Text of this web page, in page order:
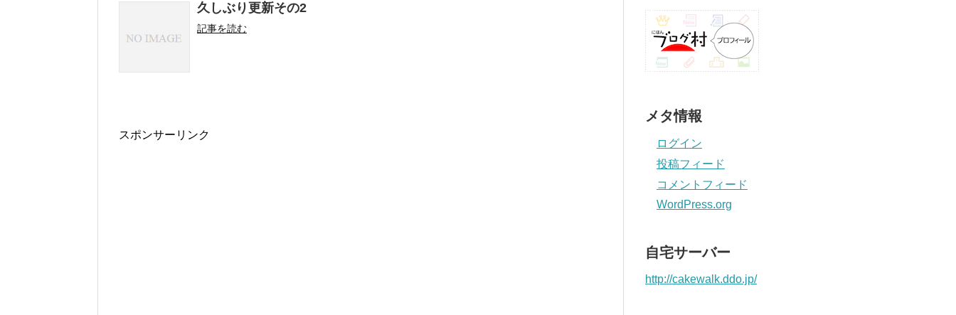
久しぶり更新その2
記事を読む
スポンサーリンク
メタ情報
ログイン
投稿フィード
コメントフィード
WordPress.org
自宅サーバー
http://cakewalk.ddo.jp/